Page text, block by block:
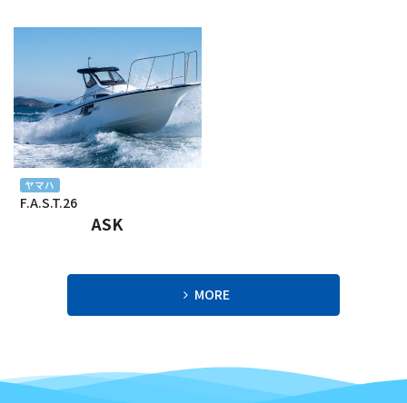
2024年2月
2024年1月
2023年12月
2023年11月
2023年10月
ヤマハ
F.A.S.T.26
ASK
MORE